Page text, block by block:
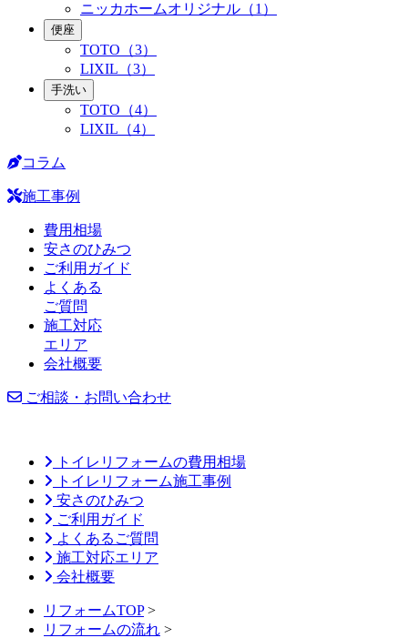
ニッカホームオリジナル（1）
便座
TOTO（3）
LIXIL（3）
手洗い
TOTO（4）
LIXIL（4）
コラム
施工事例
費用相場
安さのひみつ
ご利用ガイド
よくある
ご質問
施工対応
エリア
会社概要
ご相談・お問い合わせ
トイレリフォームの費用相場
トイレリフォーム施工事例
安さのひみつ
ご利用ガイド
よくあるご質問
施工対応エリア
会社概要
リフォームTOP>
リフォームの流れ >